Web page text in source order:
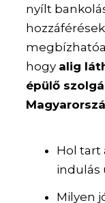
nyílt
hogy alig
épülő
Hol tart
indulás
Milyen